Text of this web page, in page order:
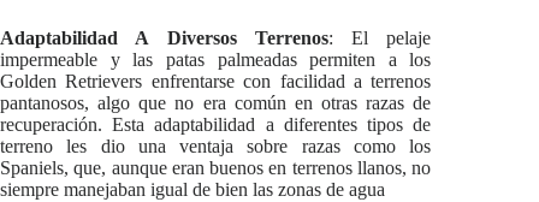
Adaptabilidad A Diversos Terrenos: El pelaje
impermeable y las patas palmeadas permiten a los
Golden Retrievers enfrentarse con facilidad a terrenos
pantanosos, algo que no era común en otras razas de
recuperación. Esta adaptabilidad a diferentes tipos de
terreno les dio una ventaja sobre razas como los
Spaniels, que, aunque eran buenos en terrenos llanos, no
siempre manejaban igual de bien las zonas de agua